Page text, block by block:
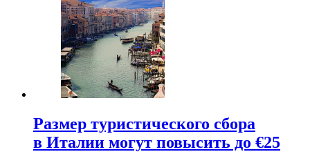
Размер туристического сбора
в Италии могут повысить до €25